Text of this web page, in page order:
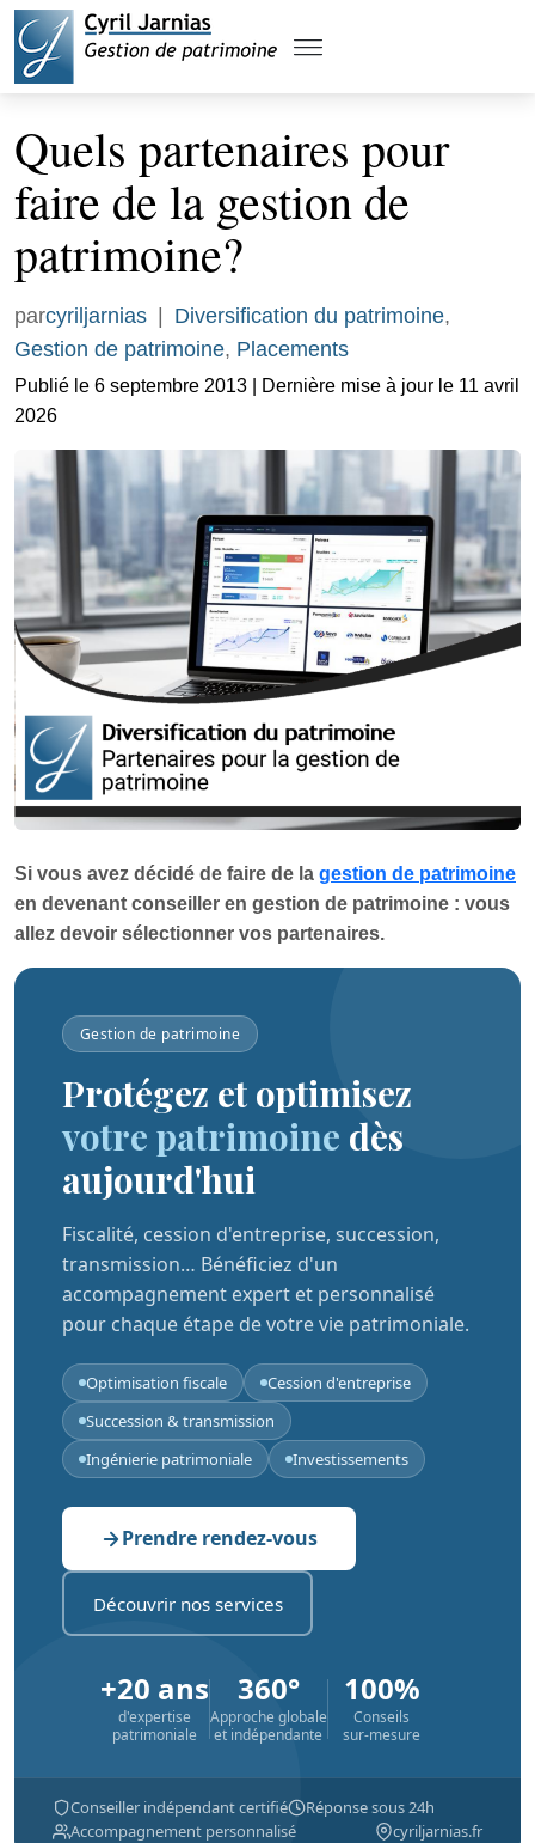
Quels partenaires pour
faire de la gestion de
patrimoine?
parcyriljarnias Diversification du patrimoine,
Gestion de patrimoine, Placements
Publié le 6 septembre 2013 | Dernière mise à jour le 11 avril
2026
Si vous avez décidé de faire de la gestion de patrimoine
en devenant conseiller en gestion de patrimoine : vous
allez devoir sélectionner vos partenaires.
Gestion de patrimoine
Protégez et optimisez
votre patrimoine dès
aujourd'hui
Fiscalité, cession d'entreprise, succession,
transmission… Bénéficiez d'un
accompagnement expert et personnalisé
pour chaque étape de votre vie patrimoniale.
Optimisation fiscale
Cession d'entreprise
Succession & transmission
Ingénierie patrimoniale
Investissements
Prendre rendez-vous
Découvrir nos services
+20 ans
d'expertise
patrimoniale
360°
Approche globale
et indépendante
100%
Conseils
sur-mesure
Conseiller indépendant certifié
Réponse sous 24h
Accompagnement personnalisé
cyriljarnias.fr